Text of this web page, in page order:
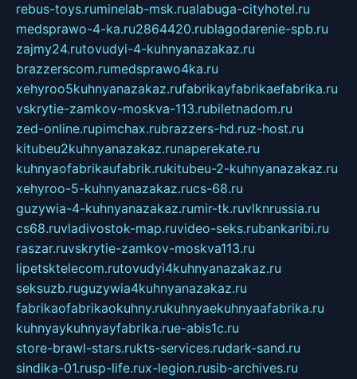
rebus-toys.ruminelab-msk.rualabuga-cityhotel.ru
medsprawo-4-ka.ru2864420.rublagodarenie-spb.ru
zajmy24.rutovudyi-4-kuhnyanazakaz.ru
brazzerscom.rumedsprawo4ka.ru
xehyroo5kuhnyanazakaz.rufabrikayfabrikaefabrika.ru
vskrytie-zamkov-moskva-113.rubiletnadom.ru
zed-online.rupimchax.rubrazzers-hd.ruz-host.ru
kitubeu2kuhnyanazakaz.runaperekate.ru
kuhnyaofabrikaufabrik.rukitubeu-2-kuhnyanazakaz.ru
xehyroo-5-kuhnyanazakaz.rucs-68.ru
guzywia-4-kuhnyanazakaz.rumir-tk.ruvlknrussia.ru
cs68.ruvladivostok-map.ruvideo-seks.rubankaribi.ru
raszar.ruvskrytie-zamkov-moskva113.ru
lipetsktelecom.rutovudyi4kuhnyanazakaz.ru
seksuzb.ruguzywia4kuhnyanazakaz.ru
fabrikaofabrikaokuhny.rukuhnyaekuhnyaafabrika.ru
kuhnyaykuhnyayfabrika.rue-abis1c.ru
store-brawl-stars.rukts-services.rudark-sand.ru
sindika-01.rusp-life.rux-legion.rusib-archives.ru